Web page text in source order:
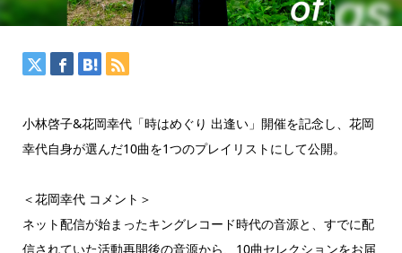
小林啓子&花岡幸代「時はめぐり 出逢い」開催を記念し、花岡
幸代自身が選んだ10曲を1つのプレイリストにして公開。
＜花岡幸代 コメント＞
ネット配信が始まったキングレコード時代の音源と、すでに配
信されていた活動再開後の音源から、10曲セレクションをお届